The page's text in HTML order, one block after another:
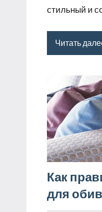
стильный и
Читать
Как
для